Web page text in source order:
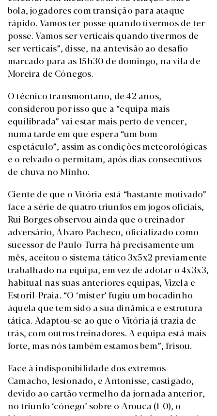
bola, jogadores com transição para ataque
rápido. Vamos ter posse quando tivermos de ter
posse. Vamos ser verticais quando tivermos de
ser verticais”, disse, na antevisão ao desafio
marcado para as 15h30 de domingo, na vila de
Moreira de Cónegos.
O técnico transmontano, de 42 anos,
considerou por isso que a “equipa mais
equilibrada” vai estar mais perto de vencer,
numa tarde em que espera “um bom
espetáculo”, assim as condições meteorológicas
e o relvado o permitam, após dias consecutivos
de chuva no Minho.
Ciente de que o Vitória está “bastante motivado”
face a série de quatro triunfos em jogos oficiais,
Rui Borges observou ainda que o treinador
adversário, Álvaro Pacheco, oficializado como
sucessor de Paulo Turra há precisamente um
mês, aceitou o sistema tático 3x5x2 previamente
trabalhado na equipa, em vez de adotar o 4x3x3,
habitual nas suas anteriores equipas, Vizela e
Estoril-Praia. “O ‘mister’ fugiu um bocadinho
àquela que tem sido a sua dinâmica e estrutura
tática. Adaptou-se ao que o Vitória já trazia de
trás, com outros treinadores. A equipa está mais
forte, mas nós também estamos bem”, frisou.
Face à indisponibilidade dos extremos
Camacho, lesionado, e Antonisse, castigado,
devido ao cartão vermelho da jornada anterior,
no triunfo ‘cónego’ sobre o Arouca (1-0), o